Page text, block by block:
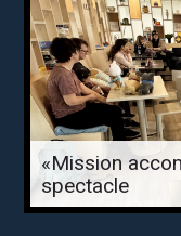
«Mission
spectacle